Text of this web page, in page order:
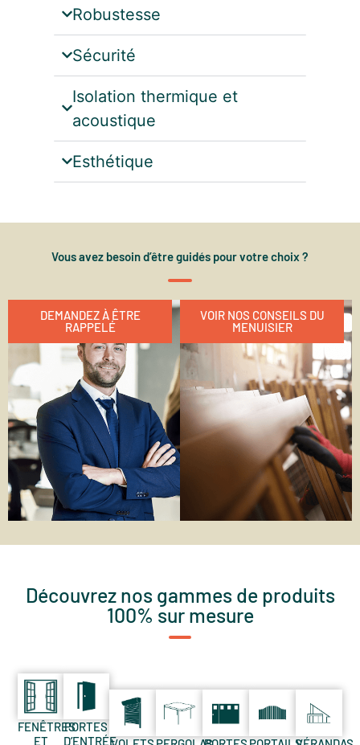
Robustesse
Sécurité
Isolation thermique et
acoustique
Esthétique
Vous avez besoin d’être guidés pour votre choix ?
DEMANDEZ À ÊTRE
RAPPELÉ
VOIR NOS CONSEILS DU
MENUISIER
Découvrez nos gammes de produits
100% sur mesure
FENÊTRES
ET
PORTES
D’ENTRÉE